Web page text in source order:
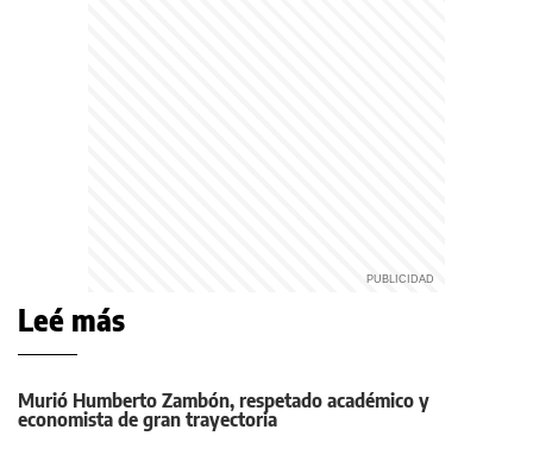
Leé más
Murió Humberto Zambón, respetado académico y
economista de gran trayectoria